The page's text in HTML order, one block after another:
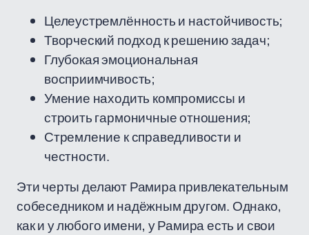
Целеустремлённость и настойчивость;
Творческий подход к решению задач;
Глубокая эмоциональная
восприимчивость;
Умение находить компромиссы и
строить гармоничные отношения;
Стремление к справедливости и
честности.
Эти черты делают Рамира привлекательным
собеседником и надёжным другом. Однако,
как и у любого имени, у Рамира есть и свои